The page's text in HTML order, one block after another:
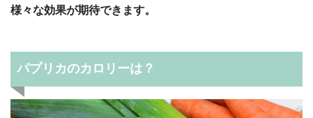
様々な効果が期待できます。
パプリカのカロリーは？